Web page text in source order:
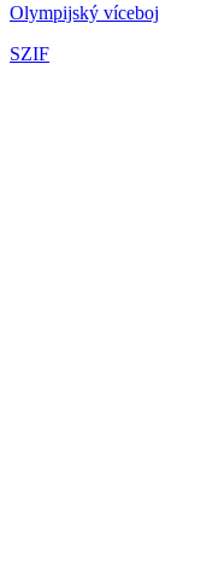
Olympijský víceboj
SZIF